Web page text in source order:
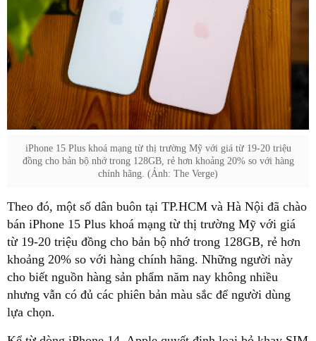
iPhone 15 Plus khoá mạng từ thị trường Mỹ với giá từ 19-20 triệu
đồng cho bản bộ nhớ trong 128GB, rẻ hơn khoảng 20% so với hàng
chính hãng. (Ảnh: The Verge)
Theo đó, một số dân buôn tại TP.HCM và Hà Nội đã chào
bán iPhone 15 Plus khoá mạng từ thị trường Mỹ với giá
từ 19-20 triệu đồng cho bản bộ nhớ trong 128GB, rẻ hơn
khoảng 20% so với hàng chính hãng. Những người này
cho biết nguồn hàng sản phẩm năm nay không nhiều
nhưng vẫn có đủ các phiên bản màu sắc để người dùng
lựa chọn.